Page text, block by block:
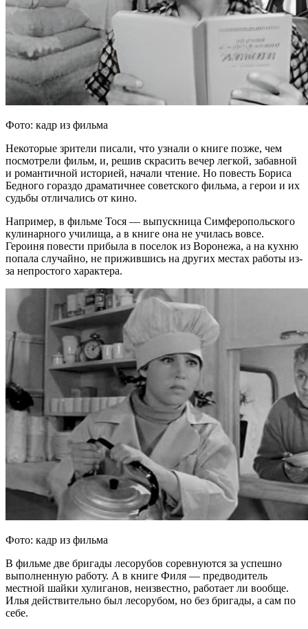
Фото: кадр из фильма
Некоторые зрители писали, что узнали о книге позже, чем
посмотрели фильм, и, решив скрасить вечер легкой, забавной
и романтичной историей, начали чтение. Но повесть Бориса
Бедного гораздо драматичнее советского фильма, а герои и их
судьбы отличались от кино.
Например, в фильме Тося — выпускница Симферопольского
кулинарного училища, а в книге она не училась вовсе.
Героиня повести прибыла в поселок из Воронежа, а на кухню
попала случайно, не прижившись на других местах работы из-
за непростого характера.
Фото: кадр из фильма
В фильме две бригады лесорубов соревнуются за успешно
выполненную работу. А в книге Филя — предводитель
местной шайки хулиганов, неизвестно, работает ли вообще.
Илья действительно был лесорубом, но без бригады, а сам по
себе.